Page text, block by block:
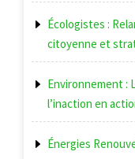
Écologistes :
citoyenne et
Environnement :
l’inaction en
Énergies